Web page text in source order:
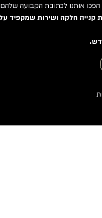
אותנו לכתובת הקבועה שלהם –
קנייה חלקה ושירות שמקפיד על